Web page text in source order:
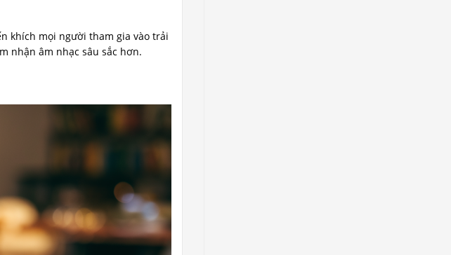
khích mọi người tham gia vào trải
nhận âm nhạc sâu sắc hơn.